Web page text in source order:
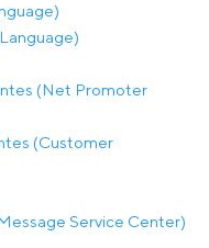
(Net Promoter
(Customer
Service Center)